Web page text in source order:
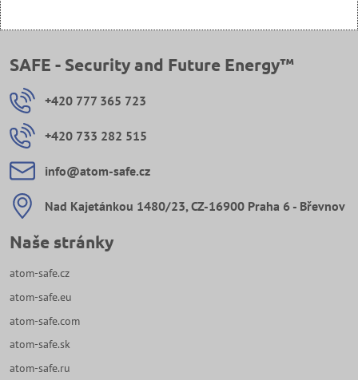
SAFE - Security and Future Energy™
+420 777 365 723
+420 733 282 515
info​@atom-safe​.cz
Nad Kajetánkou 1480/23, CZ-16900 Praha 6 - Břevnov
Naše stránky
atom-safe.cz
atom-safe.eu
atom-safe.com
atom-safe.sk
atom-safe.ru